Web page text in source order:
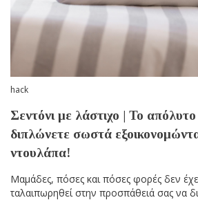
hack
Σεντόνι με λάστιχο | Το
διπλώνετε σωστά
ντουλάπα!
Μαμάδες, πόσες και πόσες φορές δεν
ταλαιπωρηθεί στην προσπάθειά σας να